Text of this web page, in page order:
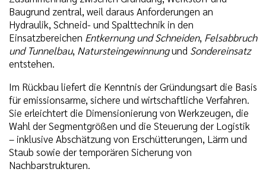
Baugrund zentral, weil daraus Anforderungen an
Hydraulik, Schneid- und Spalttechnik in den
Einsatzbereichen Entkernung und Schneiden, Felsabbruch
und Tunnelbau, Natursteingewinnungund Sondereinsatz
entstehen.
Im Rückbau liefert die Kenntnis der Gründungsart die Basis
für emissionsarme, sichere und wirtschaftliche Verfahren.
Sie erleichtert die Dimensionierung von Werkzeugen, die
Wahl der Segmentgrößen und die Steuerung der Logistik
– inklusive Abschätzung von Erschütterungen, Lärm und
Staub sowie der temporären Sicherung von
Nachbarstrukturen.